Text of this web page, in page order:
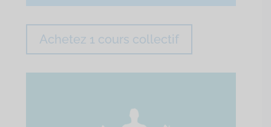
Achetez 1 cours collectif